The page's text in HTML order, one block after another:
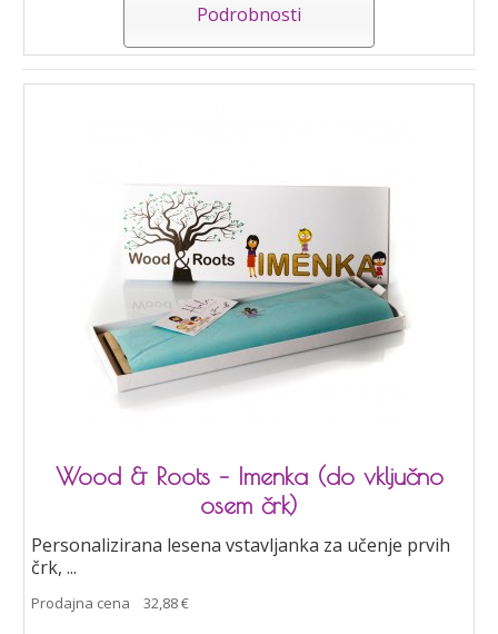
Podrobnosti
Wood & Roots – Imenka (do vključno
osem črk)
Personalizirana lesena vstavljanka za učenje prvih
črk, ...
Prodajna cena 32,88 €